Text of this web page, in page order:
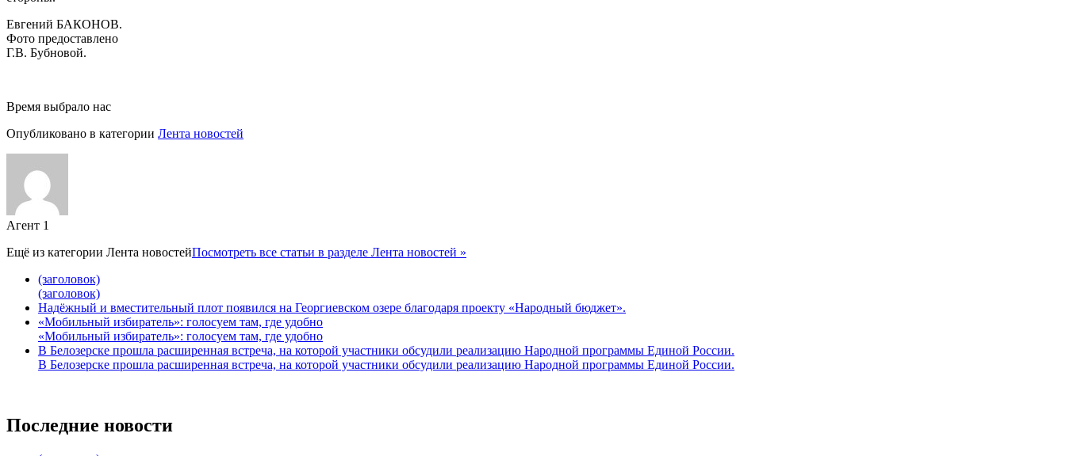
Евгений БАКОНОВ.
Фото предоставлено
Г.В. Бубновой.
Время выбрало нас
Опубликовано в категории Лента новостей
Агент 1
Ещё из категории Лента новостейПосмотреть все статьи в разделе Лента новостей »
(заголовок)
(заголовок)
Надёжный и вместительный плот появился на Георгиевском озере благодаря проекту «Народный бюджет».
«Мобильный избиратель»: голосуем там, где удобно
«Мобильный избиратель»: голосуем там, где удобно
В Белозерске прошла расширенная встреча, на которой участники обсудили реализацию Народной программы Единой России.
В Белозерске прошла расширенная встреча, на которой участники обсудили реализацию Народной программы Единой России.
Последние новости